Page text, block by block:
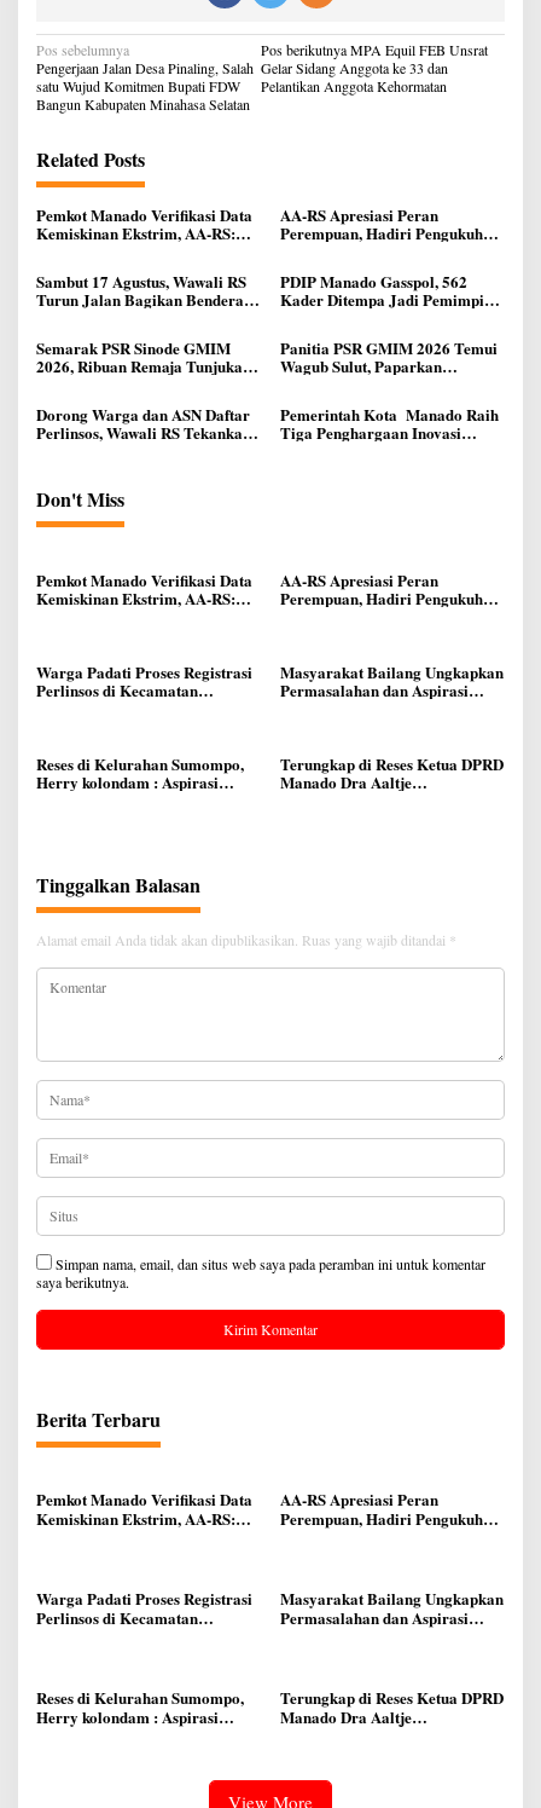
Navigasi
pos
Pos sebelumnya
Pengerjaan Jalan Desa Pinaling, Salah
satu Wujud Komitmen Bupati FDW
Bangun Kabupaten Minahasa Selatan
Pos berikutnyaMPA Equil FEB Unsrat
Gelar Sidang Anggota ke 33 dan
Pelantikan Anggota Kehormatan
Related Posts
Pemkot Manado Verifikasi Data
Kemiskinan Ekstrim, AA-RS:
AA-RS Apresiasi Peran
Perempuan, Hadiri Pengukuhan
Sambut 17 Agustus, Wawali RS
Turun Jalan Bagikan Bendera
PDIP Manado Gasspol, 562
Kader Ditempa Jadi Pemimpin
Semarak PSR Sinode GMIM
2026, Ribuan Remaja Tunjukan
Panitia PSR GMIM 2026 Temui
Wagub Sulut, Paparkan
Dorong Warga dan ASN Daftar
Perlinsos, Wawali RS Tekankan
Pemerintah Kota Manado Raih
Tiga Penghargaan Inovasi
Don't Miss
Pemkot Manado Verifikasi Data
Kemiskinan Ekstrim, AA-RS:
AA-RS Apresiasi Peran
Perempuan, Hadiri Pengukuhan
Warga Padati Proses Registrasi
Perlinsos di Kecamatan
Masyarakat Bailang Ungkapkan
Permasalahan dan Aspirasi
Reses di Kelurahan Sumompo,
Herry kolondam : Aspirasi
Terungkap di Reses Ketua DPRD
Manado Dra Aaltje
Tinggalkan Balasan
Alamat email Anda tidak akan dipublikasikan. Ruas yang wajib ditandai *
Simpan nama, email, dan situs web saya pada peramban ini untuk komentar
saya berikutnya.
Berita Terbaru
Pemkot Manado Verifikasi Data
Kemiskinan Ekstrim, AA-RS:
AA-RS Apresiasi Peran
Perempuan, Hadiri Pengukuhan
Warga Padati Proses Registrasi
Perlinsos di Kecamatan
Masyarakat Bailang Ungkapkan
Permasalahan dan Aspirasi
Reses di Kelurahan Sumompo,
Herry kolondam : Aspirasi
Terungkap di Reses Ketua DPRD
Manado Dra Aaltje
Dipindahkan ke Kantor DLH
Manado
View More